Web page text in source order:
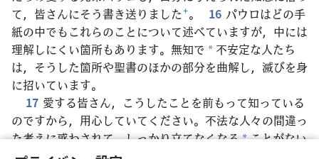
て，皆さんにそう書き送りました+。 16 パウロはどの手
紙の中でもこれらのことについて述べていますが，中には
理解しにくい箇所もあります。無知で * 不安定な人たち
は，そうした箇所や聖書のほかの部分を曲解し，滅びを身
に招いています。
17 愛する皆さん，こうしたことを前もって知っている
のですから，用心していてください。不法な人々の間違っ
た考えに惑わされて，しっかり立てなくなる*ことがない
ようにしましょう+。